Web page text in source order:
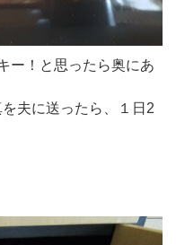
ー！と思ったら奥にあ
夫に送ったら、１日2